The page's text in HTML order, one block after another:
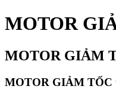
MOTOR
MOTOR GIẢM
MOTOR GIẢM TỐC